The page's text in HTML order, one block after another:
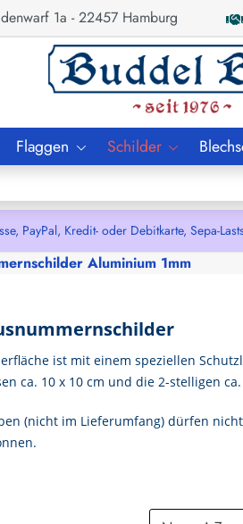
1a - 22457 Hamburg
Flaggen Schilder
Kredit- oder Debitkarte, Sepa-
Aluminium 1mm
ist mit einem speziellen
ca. 10 x 10 cm und die 2-stelligen ca.
(nicht im Lieferumfang) dürfen